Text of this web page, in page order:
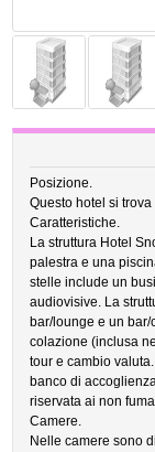
Posizione.
Questo hotel si
Caratteristiche.
La struttura Hotel
palestra e una
stelle include un
audiovisive. La
bar/lounge e un bar/
colazione (inclusa
tour e cambio
banco di
riservata ai non
Camere.
Nelle camere sono